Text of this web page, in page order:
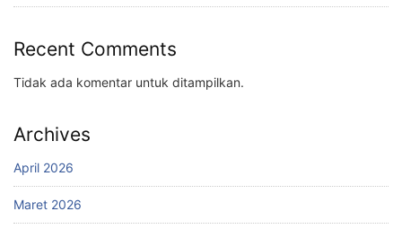
Recent Comments
Tidak ada komentar untuk ditampilkan.
Archives
April 2026
Maret 2026